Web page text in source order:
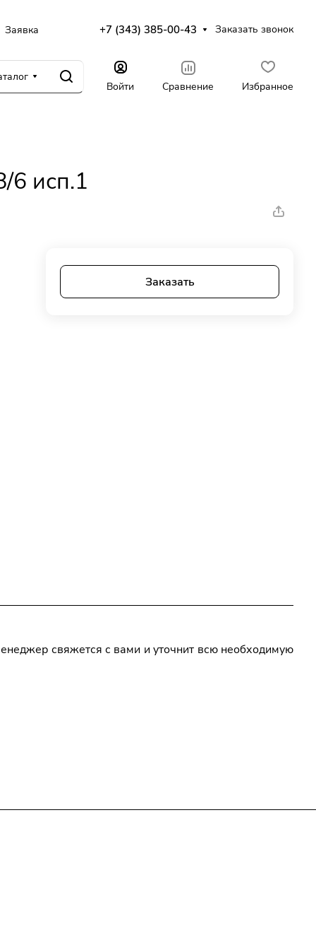
Заявка +7 (343) 385-00-43 Заказать звонок
Войти Сравнение Избранное
исп.1
Заказать
свяжется с вами и уточнит всю необходимую